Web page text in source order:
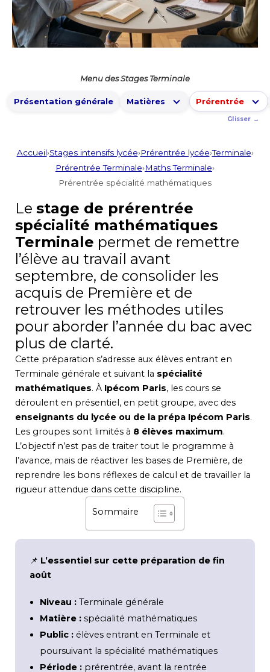
Menu des Stages Terminale
Présentation générale Matières Prérentrée
Accueil›Stages intensifs lycée›Prérentrée lycée›Terminale›
Prérentrée Terminale›Maths Terminale›
Prérentrée spécialité mathématiques
Le stage de prérentrée
spécialité mathématiques
Terminale permet de remettre
l’élève au travail avant
septembre, de consolider les
acquis de Première et de
retrouver les méthodes utiles
pour aborder l’année du bac avec
plus de clarté.
Cette préparation s’adresse aux élèves entrant en
Terminale générale et suivant la spécialité
mathématiques. À Ipécom Paris, les cours se
déroulent en présentiel, en petit groupe, avec des
enseignants du lycée ou de la prépa Ipécom Paris.
Les groupes sont limités à 8 élèves maximum.
L’objectif n’est pas de traiter tout le programme à
l’avance, mais de réactiver les bases de Première, de
reprendre les bons réflexes de calcul et de travailler la
rigueur attendue dans cette discipline.
Sommaire
📌 L’essentiel sur cette préparation de fin
août
Niveau : Terminale générale
Matière : spécialité mathématiques
Public : élèves entrant en Terminale et
poursuivant la spécialité mathématiques
Période : prérentrée, avant la rentrée